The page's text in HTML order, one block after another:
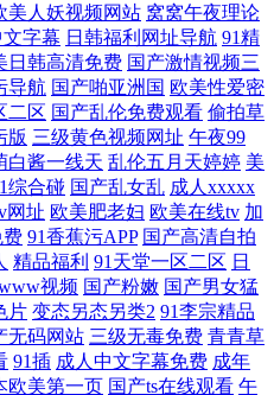
美人妖视频网站 窝窝午夜理论
字幕 日韩福利网址导航 91精
日韩高清免费 国产激情视频三
导航 国产啪亚洲国 欧美性爱密
二区 国产乱伦免费观看 偷拍草
版 三级黄色视频网址 午夜99
白酱一线天 乱伦五月天婷婷 美
综合碰 国产乱女乱 成人xxxxx
网址 欧美肥老妇 欧美在线tv 加
费 91香蕉污APP 国产高清自拍
精品福利 91天堂一区二区 日
视频 国产粉嫩 国产男女猛
片 变态另态另类2 91李宗精品
无码网站 三级无毒免费 青青草
91插 成人中文字幕免费 成年
欧美第一页 国产ts在线观看 午